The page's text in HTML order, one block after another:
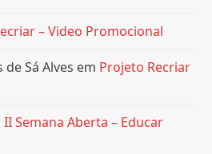
– Video Promocional
Sá Alves em Projeto Recriar
II Semana Aberta – Educar